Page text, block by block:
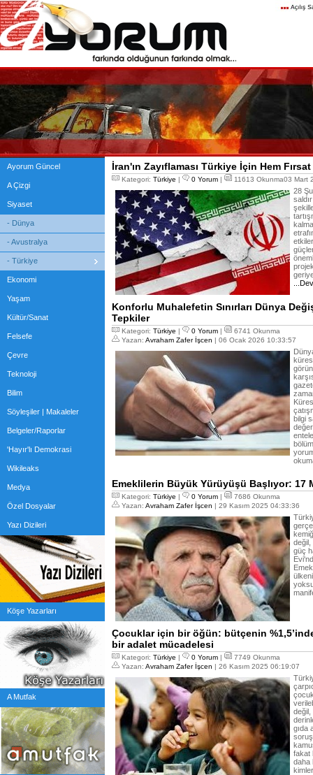
Ayorum Güncel
A Çizgi
Siyaset
- Dünya
- Avustralya
- Türkiye
Ekonomi
Yaşam
Kültür/Sanat
Felsefe
Çevre
Teknoloji
Bilim
Söyleşiler | Makaleler
Belgeler/Raporlar
'Hayır'lı Demokrasi
Wikileaks
Medya
Özel Dosyalar
Yazı Dizileri
Köşe Yazarları
A Mutfak
İran'ın Zayıflaması Türkiye İçin Hem
Kategori: Türkiye | 0 Yorum | 11613 Okunma03 Mart
28
Konforlu Muhalefetin Sınırları Dünya
Tepkiler
Kategori: Türkiye | 0 Yorum |
6741 Okunma
Yazan: Avraham Zafer İşcen | 06 Ocak 2026 10:33:57
bilgi
Emeklilerin Büyük Yürüyüşü Başlıyor: 17
Kategori: Türkiye | 0 Yorum |
7686 Okunma
Yazan: Avraham Zafer İşcen | 29 Kasım 2025 04:33:36
değil,
güç
Çocuklar için bir öğün: bütçenin
bir adalet mücadelesi
Kategori: Türkiye | 0 Yorum |
7749 Okunma
Yazan: Avraham Zafer İşcen | 26 Kasım 2025 06:19:07
değil,
gıda
fakat
daha